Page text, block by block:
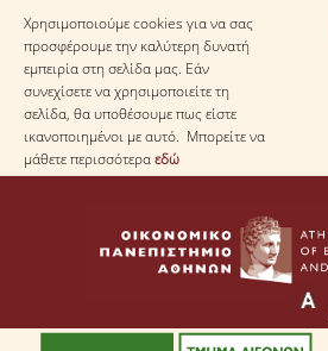
Χρησιμοποιούμε cookies για να σας
προσφέρουμε την καλύτερη δυνατή
εμπειρία στη σελίδα μας. Εάν
συνεχίσετε να χρησιμοποιείτε τη
σελίδα, θα υποθέσουμε πως είστε
ικανοποιημένοι με αυτό. Μπορείτε να
μάθετε περισσότεραεδώ